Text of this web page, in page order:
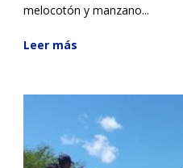
melocotón y manzano...
Leer más